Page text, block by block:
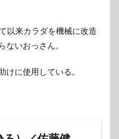
以来カラダを機械に改造
ないおっさん。
けに使用している。